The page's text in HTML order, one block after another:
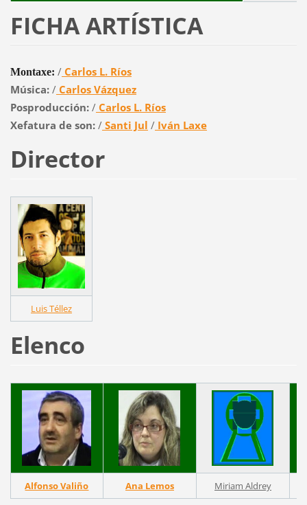
FICHA ARTÍSTICA
Montaxe: /Carlos L. Ríos
Música: /Carlos Vázquez
Posproducción: /Carlos L. Ríos
Xefatura de son: /Santi Jul /Iván Laxe
Director
Luis Téllez
Elenco
Alfonso Valiño Ana Lemos Miriam Aldrey